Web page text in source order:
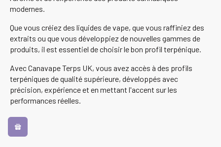
modernes.
Que vous créiez des liquides de vape, que vous raffiniez des
extraits ou que vous développiez de nouvelles gammes de
produits, il est essentiel de choisir le bon profil terpénique.
Avec Canavape Terps UK, vous avez accès à des profils
terpéniques de qualité supérieure, développés avec
précision, expérience et en mettant l'accent sur les
performances réelles.
-